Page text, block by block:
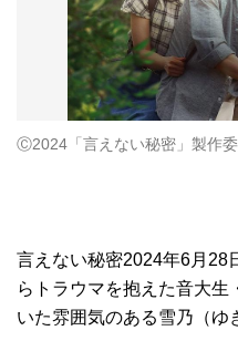
Ⓒ2024「言えない秘密」製作
言えない秘密2024年6月28
らトラウマを抱えた音大生
いた雰囲気のある雪乃（ゆ